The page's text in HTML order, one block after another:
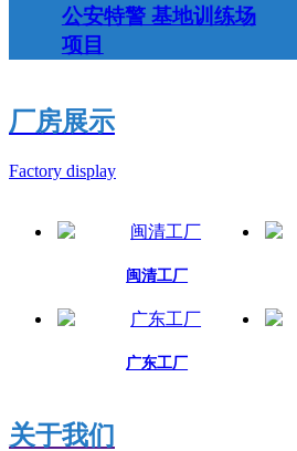
公安特警 基地训练场
项目
厂房展示
Factory display
闽清工厂
广东工厂
关于我们